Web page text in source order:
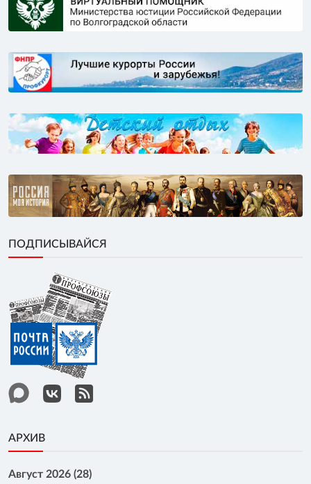
ПОДПИСЫВАЙСЯ
АРХИВ
Август 2026 (28)